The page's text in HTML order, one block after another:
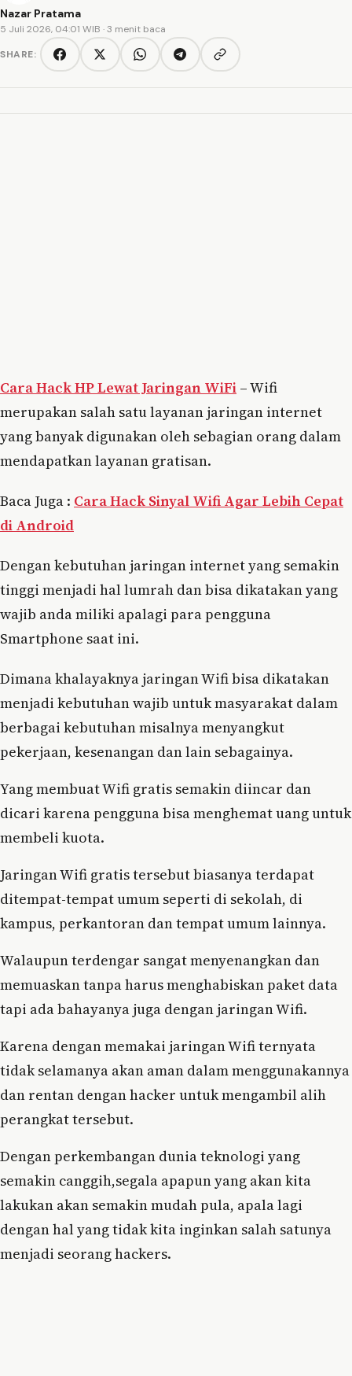
Nazar Pratama
5 Juli 2026, 04:01 WIB · 3 menit baca
SHARE:
FacebookTwitter/XWhatsAppTelegramCopy link
Cara Hack HP Lewat Jaringan WiFi – Wifi
merupakan salah satu layanan jaringan internet
yang banyak digunakan oleh sebagian orang dalam
mendapatkan layanan gratisan.
Baca Juga : Cara Hack Sinyal Wifi Agar Lebih Cepat
di Android
Dengan kebutuhan jaringan internet yang semakin
tinggi menjadi hal lumrah dan bisa dikatakan yang
wajib anda miliki apalagi para pengguna
Smartphone saat ini.
Dimana khalayaknya jaringan Wifi bisa dikatakan
menjadi kebutuhan wajib untuk masyarakat dalam
berbagai kebutuhan misalnya menyangkut
pekerjaan, kesenangan dan lain sebagainya.
Yang membuat Wifi gratis semakin diincar dan
dicari karena pengguna bisa menghemat uang untuk
membeli kuota.
Jaringan Wifi gratis tersebut biasanya terdapat
ditempat-tempat umum seperti di sekolah, di
kampus, perkantoran dan tempat umum lainnya.
Walaupun terdengar sangat menyenangkan dan
memuaskan tanpa harus menghabiskan paket data
tapi ada bahayanya juga dengan jaringan Wifi.
Karena dengan memakai jaringan Wifi ternyata
tidak selamanya akan aman dalam menggunakannya
dan rentan dengan hacker untuk mengambil alih
perangkat tersebut.
Dengan perkembangan dunia teknologi yang
semakin canggih,segala apapun yang akan kita
lakukan akan semakin mudah pula, apala lagi
dengan hal yang tidak kita inginkan salah satunya
menjadi seorang hackers.